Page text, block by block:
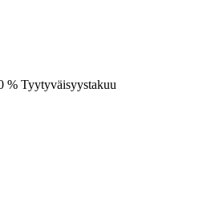
% Tyytyväisyystakuu